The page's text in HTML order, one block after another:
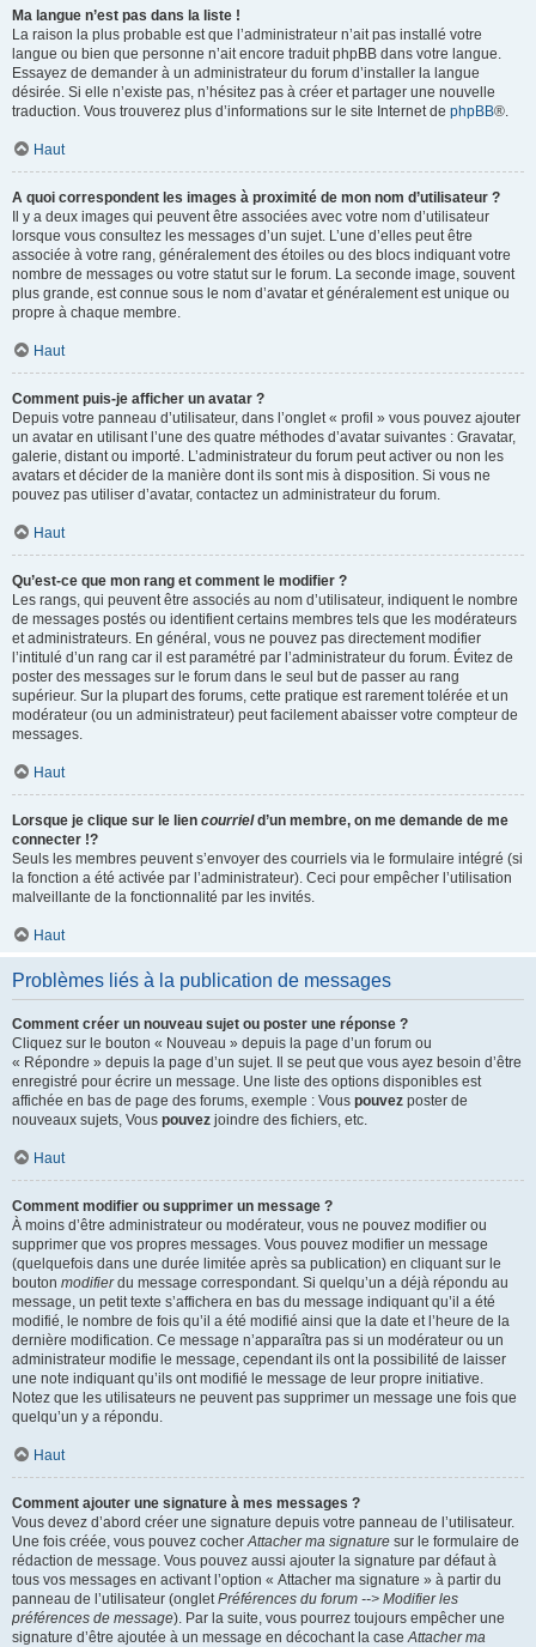
Ma langue n’est pas dans la liste !
La raison la plus probable est que l’administrateur n’ait pas installé votre
langue ou bien que personne n’ait encore traduit phpBB dans votre langue.
Essayez de demander à un administrateur du forum d’installer la langue
désirée. Si elle n’existe pas, n’hésitez pas à créer et partager une nouvelle
traduction. Vous trouverez plus d’informations sur le site Internet de phpBB®.
Haut
A quoi correspondent les images à proximité de mon nom d’utilisateur ?
Il y a deux images qui peuvent être associées avec votre nom d’utilisateur
lorsque vous consultez les messages d’un sujet. L’une d’elles peut être
associée à votre rang, généralement des étoiles ou des blocs indiquant votre
nombre de messages ou votre statut sur le forum. La seconde image, souvent
plus grande, est connue sous le nom d’avatar et généralement est unique ou
propre à chaque membre.
Haut
Comment puis-je afficher un avatar ?
Depuis votre panneau d’utilisateur, dans l’onglet « profil » vous pouvez ajouter
un avatar en utilisant l’une des quatre méthodes d’avatar suivantes : Gravatar,
galerie, distant ou importé. L’administrateur du forum peut activer ou non les
avatars et décider de la manière dont ils sont mis à disposition. Si vous ne
pouvez pas utiliser d’avatar, contactez un administrateur du forum.
Haut
Qu’est-ce que mon rang et comment le modifier ?
Les rangs, qui peuvent être associés au nom d’utilisateur, indiquent le nombre
de messages postés ou identifient certains membres tels que les modérateurs
et administrateurs. En général, vous ne pouvez pas directement modifier
l’intitulé d’un rang car il est paramétré par l’administrateur du forum. Évitez de
poster des messages sur le forum dans le seul but de passer au rang
supérieur. Sur la plupart des forums, cette pratique est rarement tolérée et un
modérateur (ou un administrateur) peut facilement abaisser votre compteur de
messages.
Haut
Lorsque je clique sur le lien courrield’un membre, on me demande de me
connecter !?
Seuls les membres peuvent s’envoyer des courriels via le formulaire intégré (si
la fonction a été activée par l’administrateur). Ceci pour empêcher l’utilisation
malveillante de la fonctionnalité par les invités.
Haut
Problèmes liés à la publication de messages
Comment créer un nouveau sujet ou poster une réponse ?
Cliquez sur le bouton « Nouveau » depuis la page d’un forum ou
« Répondre » depuis la page d’un sujet. Il se peut que vous ayez besoin d’être
enregistré pour écrire un message. Une liste des options disponibles est
affichée en bas de page des forums, exemple : Vous pouvez poster de
nouveaux sujets, Vous pouvez joindre des fichiers, etc.
Haut
Comment modifier ou supprimer un message ?
À moins d’être administrateur ou modérateur, vous ne pouvez modifier ou
supprimer que vos propres messages. Vous pouvez modifier un message
(quelquefois dans une durée limitée après sa publication) en cliquant sur le
bouton modifierdu message correspondant. Si quelqu’un a déjà répondu au
message, un petit texte s’affichera en bas du message indiquant qu’il a été
modifié, le nombre de fois qu’il a été modifié ainsi que la date et l’heure de la
dernière modification. Ce message n’apparaîtra pas si un modérateur ou un
administrateur modifie le message, cependant ils ont la possibilité de laisser
une note indiquant qu’ils ont modifié le message de leur propre initiative.
Notez que les utilisateurs ne peuvent pas supprimer un message une fois que
quelqu’un y a répondu.
Haut
Comment ajouter une signature à mes messages ?
Vous devez d’abord créer une signature depuis votre panneau de l’utilisateur.
Une fois créée, vous pouvez cocherAttacher ma signature sur le formulaire de
rédaction de message. Vous pouvez aussi ajouter la signature par défaut à
tous vos messages en activant l’option « Attacher ma signature » à partir du
panneau de l’utilisateur (ongletPréférences du forum --> Modifier les
préférences de message). Par la suite, vous pourrez toujours empêcher une
signature d’être ajoutée à un message en décochant la caseAttacher ma